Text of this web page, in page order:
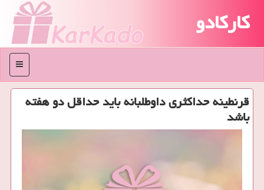
کارکادو
منو
قرنطینه حداكثری داوطلبانه باید حداقل دو هفته
باشد